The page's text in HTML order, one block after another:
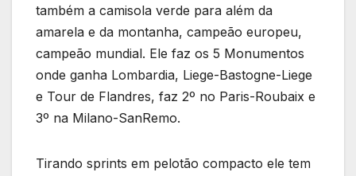
também a camisola verde para além da
amarela e da montanha, campeão europeu,
campeão mundial. Ele faz os 5 Monumentos
onde ganha Lombardia, Liege-Bastogne-Liege
e Tour de Flandres, faz 2º no Paris-Roubaix e
3º na Milano-SanRemo.
Tirando sprints em pelotão compacto ele tem